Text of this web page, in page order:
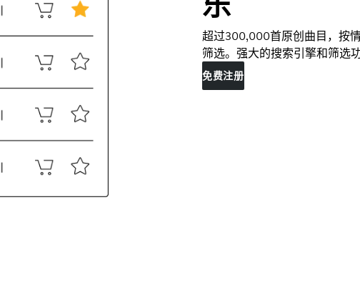
超过300,000首原创曲目，按
筛选。强大的搜索引擎和筛选
免费注册